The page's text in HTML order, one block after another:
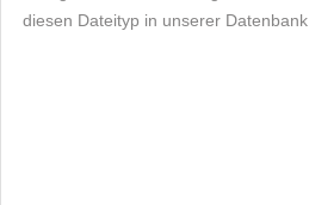
diesen Dateityp in unserer Datenbank